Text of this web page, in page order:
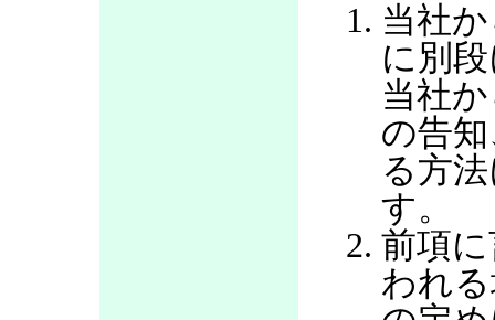
当社
に別
当社
の告
る方
す。
前項
われ